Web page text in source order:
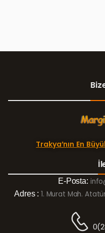
Trakya’nın En
E-Posta:
Adres : 1. Murat Mah.